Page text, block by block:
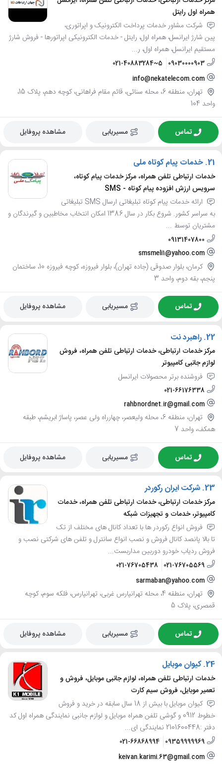
همراه اول رایتل
شرکت مشاور خدمات پرداخت الکترونیک و اپراتوری،
پین شارژ ایرانسل، همراه اول، رایتل - خدمات الکترونیکی اپراتورها - فروش شارژ
مستقیم ایرانسل، همراه اول، ر...
09030000903
021-40883284~5
info@nekatelecom.com
تهران، منطقه 6، محله سنائی، قائم مقام فراهانی، کوچه دهم، پلاک 15،
واحد 104
تماس مسیریابی مشاهده پروفایل
21. خدمات پیام کوتاه ملی
خدمات ارتباطی تلفن همراه، مرکز خدمات پیام کوتاه،
سرویس ارزش افزوده پیام کوتاه - SMS
ارائه خدمات پیام کوتاه تبلیغاتی ارسال SMS تبلیغاتی
به سراسر کشور. شروع بکار در سال 1386 امکان انتخاب مخاطبین و گیرندگان و
مشتریان توسط ...
09131407800
smsmeli1@yahoo.com
کرمان، بلوار صدوقی (جاده تهران)، بلوار فیروزه، کوچه فیروزه 10، ساختمان
پنجم، بقه دوم، واحد 3
تماس مسیریابی مشاهده پروفایل
22. راهبرد نت
مرکز خدمات ارتباطی، خدمات ارتباطی تلفن همراه، فروش
لوازم جانبی کامپیوتر
فروشنده برتر محصولات ایرانسل
021-66176338
rahbnordnet.ir@gmail.com
تهران، منطقه 6، محله ولیعصر، چهارراه ولی عصر، پاساژ ابریشم، طبقه
همکف، واحد 7
تماس مسیریابی مشاهده پروفایل
23. شرکت ایران رکوردر
مرکز خدمات ارتباطی، خدمات ارتباطی تلفن همراه، خدمات
کامپیوتر، خدمات و تجهیزات شبکه
فروش انواع رکوردر ها با تعداد کانال های مختلف از تک
تا بالا پانصد کانال فروش و نصب انواع سانترل و تلفن های شرکتی نصب و
فروش ردیاب خودرو دوربین مداربست...
021-76705569
021-76705438
sarmaban@yahoo.com
تهران، منطقه 4، محله تهرانپارس غربی، تهرانپارس، فلکه سوم، کوچه
قمصری، پلاک 5
تماس مسیریابی مشاهده پروفایل
24. کیوان موبایل
خدمات ارتباطی تلفن همراه، لوازم جانبی موبایل، فروش و
تعمیر موبایل، فروش سیم کارت
کیوان موبایل با بیش از 18 سال سابقه در خرید و فروش
خطوط 0912 و گوشی تلفن همراه موبایل و لوازم جانبی نمایندگی همراه اول کد
دفتر :2101600448 نمایندگی ای...
09359999969
021-66868994
keivan.karimi.63@gmail.com